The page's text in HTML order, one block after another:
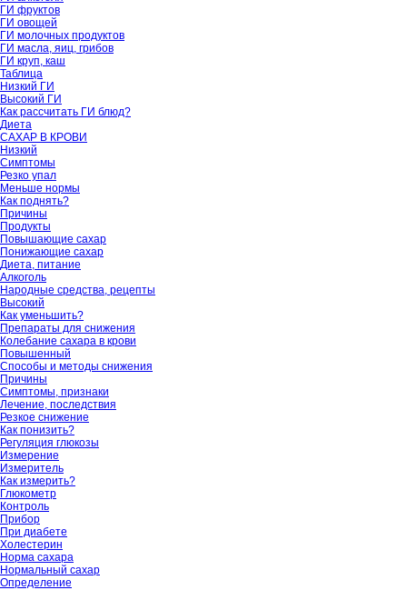
ГИ фруктов
ГИ овощей
ГИ молочных продуктов
ГИ масла, яиц, грибов
ГИ круп, каш
Таблица
Низкий ГИ
Высокий ГИ
Как рассчитать ГИ блюд?
Диета
САХАР В КРОВИ
Низкий
Симптомы
Резко упал
Меньше нормы
Как поднять?
Причины
Продукты
Повышающие сахар
Понижающие сахар
Диета, питание
Алкоголь
Народные средства, рецепты
Высокий
Как уменьшить?
Препараты для снижения
Колебание сахара в крови
Повышенный
Способы и методы снижения
Причины
Симптомы, признаки
Лечение, последствия
Резкое снижение
Как понизить?
Регуляция глюкозы
Измерение
Измеритель
Как измерить?
Глюкометр
Контроль
Прибор
При диабете
Холестерин
Норма сахара
Нормальный сахар
Определение